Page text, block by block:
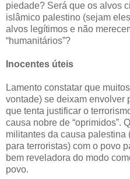
piedade? Será que os alvos
islâmico palestino (sejam
alvos legítimos e não
“humanitários”?
Inocentes úteis
Lamento constatar que
vontade) se deixam envolver
que tenta justificar o
causa nobre de “oprimidos”.
militantes da causa palestina
para terroristas) com o povo
bem reveladora do modo
povo.